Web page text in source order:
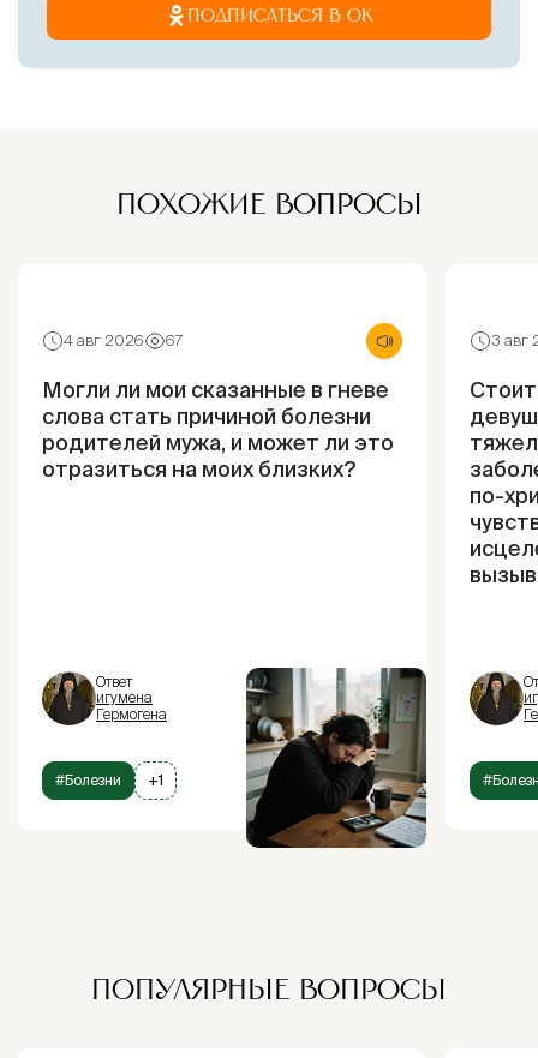
ПОДПИСАТЬСЯ В ОК
ПОХОЖИЕ ВОПРОСЫ
4 авг 2026 67
Могли ли мои сказанные в гневе
слова стать причиной болезни
родителей мужа, и может ли это
отразиться на моих близких?
Ответ
игумена
Гермогена
#Болезни +1
3 авг
по-
ПОПУЛЯРНЫЕ ВОПРОСЫ